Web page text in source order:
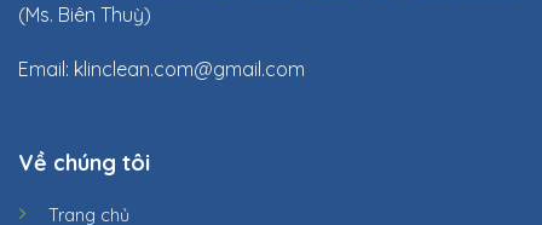
(Ms. Biên Thuỳ)
Email: klinclean.com@gmail.com
Về chúng tôi
Trang chủ